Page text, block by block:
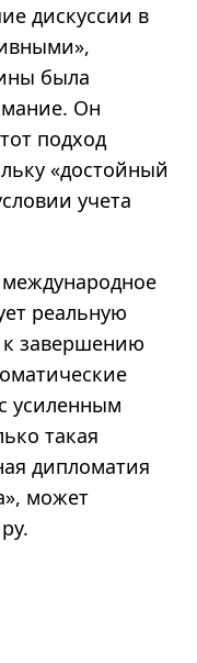
дискуссии в
была
Он
подход
«достойный
учета
реальную
завершению
усиленным
такая
дипломатия
может